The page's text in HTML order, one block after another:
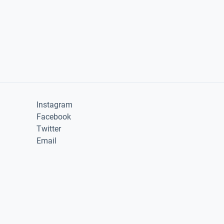
Instagram
Facebook
Twitter
Email